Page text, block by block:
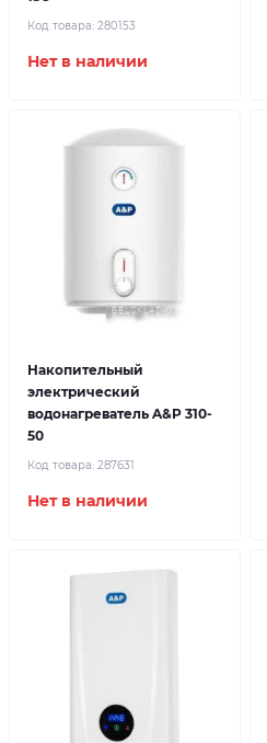
Код товара: 280153
Нет в наличии
Накопительный
электрический
водонагреватель A&P 310-
50
Код товара: 287631
Нет в наличии